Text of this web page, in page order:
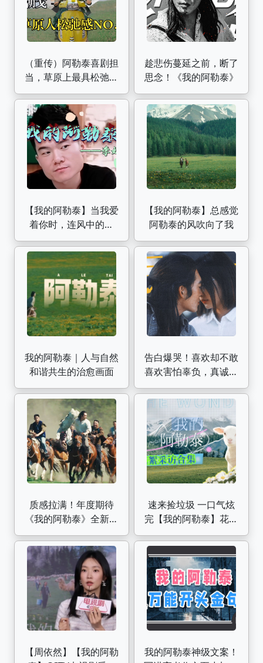
（重传）阿勒泰喜剧担
当，草原上最具松弛感
的男人 | 《我的阿勒
泰》朝戈
趁悲伤蔓延之前，断了
思念！《我的阿勒泰》
【我的阿勒泰】当我爱
着你时，连风中的松
树，都会用它们丝绒般
的叶子唱出你的名字
【我的阿勒泰】总感觉
阿勒泰的风吹向了我
我的阿勒泰｜人与自然
和谐共生的治愈画面
告白爆哭！喜欢却不敢
喜欢害怕辜负，真诚是
必杀技啊！【顶级纯
爱|我的阿勒泰】
质感拉满！年度期待
《我的阿勒泰》全新预
告，马伊琍+周依然+于
适+蒋奇明
速来捡垃圾 一口气炫
完【我的阿勒泰】花絮
采访大合集｜花絮 片
场 幕后 采访
【周依然】【我的阿勒
我的阿勒泰神级文案！